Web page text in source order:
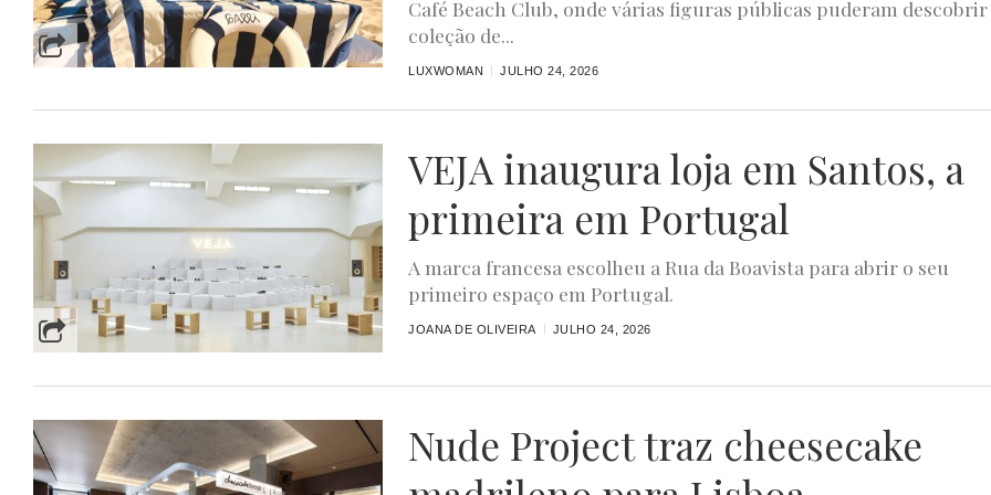
Café Beach Club, onde várias figuras públicas puderam descobrir
coleção de...
LUXWOMAN JULHO 24, 2026
VEJA inaugura loja em Santos, a
primeira em Portugal
A marca francesa escolheu a Rua da Boavista para abrir o seu
primeiro espaço em Portugal.
JOANA DE OLIVEIRA JULHO 24, 2026
Nude Project traz cheesecake